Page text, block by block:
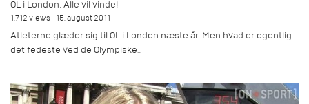
OL i London: Alle vil vinde!
1.712 views 15. august 2011
Atleterne glæder sig til OL i London næste år. Men hvad er egentlig
det fedeste ved de Olympiske...